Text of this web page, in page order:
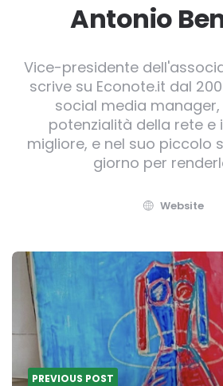
Antonio
Vice-presidente
scrive su Econote.it dal
social media
potenzialità della rete e
migliore, e nel suo piccolo
giorno per
Website
Post
navigation
PREVIOUS POST